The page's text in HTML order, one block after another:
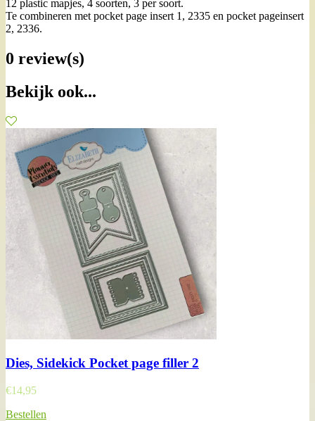
12 plastic mapjes, 4 soorten, 3 per soort.
Te combineren met pocket page insert 1, 2335 en pocket pageinsert
2, 2336.
0 review(s)
Bekijk ook...
Dies, Sidekick Pocket page filler 2
€14,95
Bestellen